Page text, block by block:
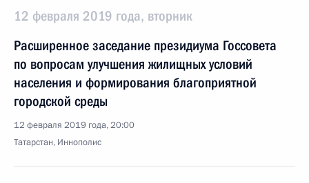
12 февраля 2019 года, вторник
Расширенное заседание президиума Госсовета
по вопросам улучшения жилищных условий
населения и формирования благоприятной
городской среды
12 февраля 2019 года, 20:00
Татарстан, Иннополис